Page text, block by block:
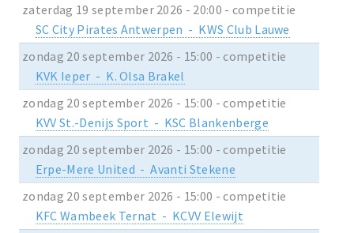
zaterdag 19 september 2026 - 20:00 - competitie
SC City Pirates Antwerpen - KWS Club Lauwe
zondag 20 september 2026 - 15:00 - competitie
KVK Ieper - K. Olsa Brakel
zondag 20 september 2026 - 15:00 - competitie
KVV St.-Denijs Sport - KSC Blankenberge
zondag 20 september 2026 - 15:00 - competitie
Erpe-Mere United - Avanti Stekene
zondag 20 september 2026 - 15:00 - competitie
KFC Wambeek Ternat - KCVV Elewijt